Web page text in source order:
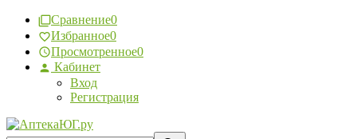
Сравнение0
Избранное0
Просмотренное0
Кабинет
Вход
Регистрация